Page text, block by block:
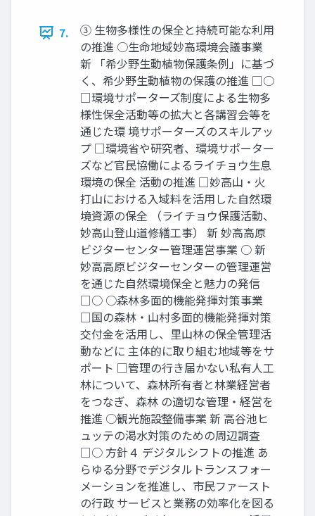
7.
③ 生物多様性の保全と持続可能な利用
の推進 ○生命地域妙高環境会議事業
新 「希少野生動植物保護条例」に基づ
く、希少野生動植物の保護の推進 □○
□環境サポーターズ制度による生物多
様性保全活動等の拡大と各講習会等を
通じた環 境サポーターズのスキルアッ
プ □環境省や研究者、環境サポーター
ズなど官民協働によるライチョウ生息
環境の保全 活動の推進 □妙高山・火
打山における入域料を活用した自然環
境資源の保全 （ライチョウ保護活動、
妙高山登山道修繕工事） 新 妙高高原
ビジターセンター管理運営事業 ○ 新
妙高高原ビジターセンターの管理運営
を通じた自然環境保全と魅力の発信
□○ ○森林多面的機能発揮対策事業
□国の森林・山村多面的機能発揮対策
交付金を活用し、里山林の保全管理活
動などに 主体的に取り組む地域等をサ
ポート □管理の行き届かない私有人工
林について、森林所有者と林業経営者
をつなぎ、森林 の適切な管理・経営を
推進 ○観光施設整備事業 新 高谷池ヒ
ュッテの渇水対策のための周辺調査
□○ 方針４ デジタルシフトの推進 あ
らゆる分野でデジタルトランスフォー
メーションを推進し、市民ファースト
の行政 サービスと業務の効率化を図る